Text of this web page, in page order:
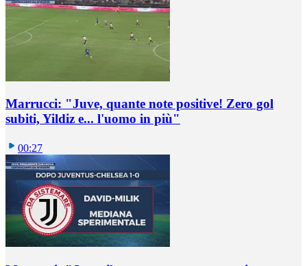
Marrucci: "Juve, quante note positive! Zero gol
subiti, Yildiz e... l'uomo in più"
00:27